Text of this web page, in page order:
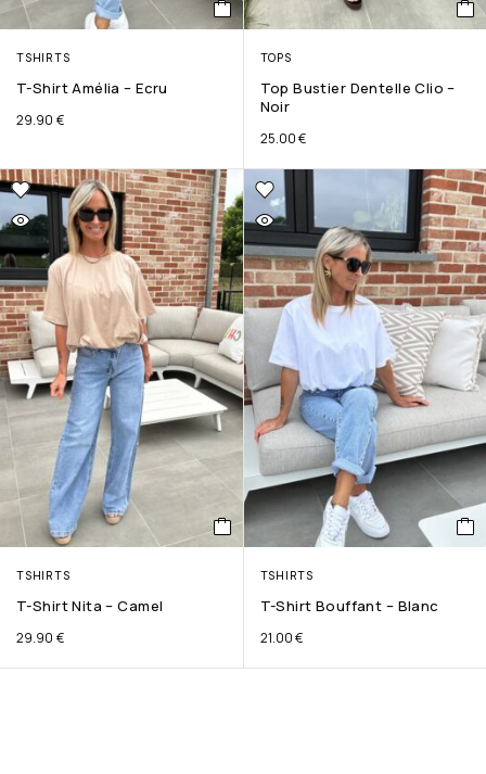
TSHIRTS
T-Shirt Amélia – Ecru
29.90 €
TOPS
Top Bustier Dentelle Clio –
Noir
25.00€
TSHIRTS
T-Shirt Nita – Camel
29.90 €
TSHIRTS
T-Shirt Bouffant – Blanc
21.00€